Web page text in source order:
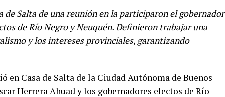
de Salta de una reunión en la participaron el gobernador
de Río Negro y Neuquén. Definieron trabajar una
y los intereses provinciales, garantizando
en Casa de Salta de la Ciudad Autónoma de Buenos
Herrera Ahuad y los gobernadores electos de Río